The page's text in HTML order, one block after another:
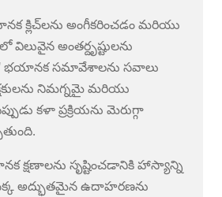
క్లిచ్‌లను అంగీకరించడం మరియు
అంతర్దృష్టులను
భయానక సమావేశాలను సవాలు
నిమగ్నమై మరియు
కళా ప్రక్రియను మెరుగ్గా
క్షణాలను సృష్టించడానికి హాస్యాన్ని
అద్భుతమైన ఉదాహరణను